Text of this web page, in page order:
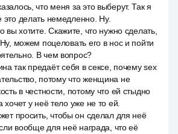
что меня за это выберут. Так я
это делать немедленно. Ну.
вы хотите. Скажите, что нужно сделать,
можем поцеловать его в нос и пойти
В чем вопрос?
так предаёт себя в сексе, почему sex
потому что женщина не
в честности, потому что ей стыдно
хочет у неё тело уже не то ей.
просить, чтобы он сделал для неё
вообще для неё награда, что её